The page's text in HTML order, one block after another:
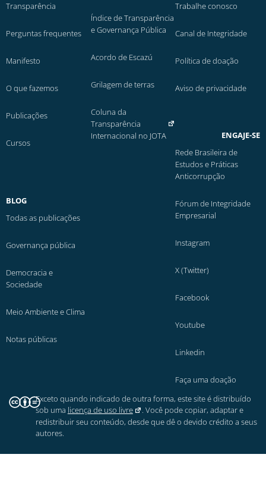
Transparência
Perguntas frequentes
Manifesto
O que fazemos
Publicações
Cursos
BLOG
Todas as publicações
Governança pública
Democracia e
Sociedade
Meio Ambiente e Clima
Notas públicas
Índice de Transparência
e Governança Pública
Acordo de Escazú
Grilagem de terras
Coluna da
Transparência
Internacional no JOTA
Trabalhe conosco
Canal de Integridade
Política de doação
Aviso de privacidade
ENGAJE-SE
Rede Brasileira de
Estudos e Práticas
Anticorrupção
Fórum de Integridade
Empresarial
Instagram
X (Twitter)
Facebook
Youtube
Linkedin
Faça uma doação
Exceto quando indicado de outra forma, este site é distribuído
sob uma licença de uso livre
. Você pode copiar, adaptar e
redistribuir seu conteúdo, desde que dê o devido crédito a seus
autores.